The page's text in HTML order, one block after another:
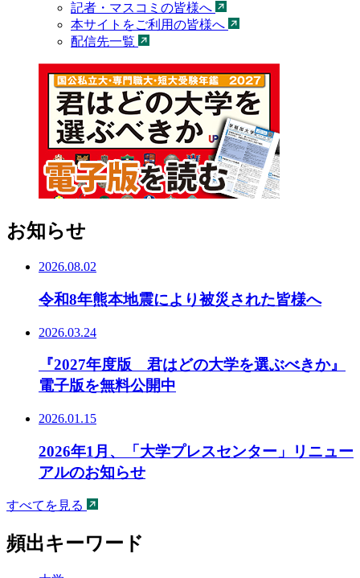
記者・マスコミの皆様へ
本サイトをご利用の皆様へ
配信先一覧
お知らせ
2026.08.02
令和8年熊本地震により被災された皆様へ
2026.03.24
『2027年度版 君はどの大学を選ぶべきか』
電子版を無料公開中
2026.01.15
2026年1月、「大学プレスセンター」リニュー
アルのお知らせ
すべてを見る
頻出キーワード